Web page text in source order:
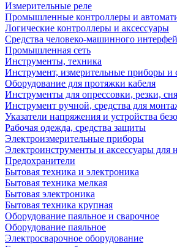
Измерительные реле
Промышленные контроллеры и
Логические контроллеры и аксессуары
Средства человеко-машинного
Промышленная сеть
Инструменты, техника
Инструмент, измерительные приборы и
Оборудование для протяжки кабеля
Инструменты для опрессовки, резки,
Инструмент ручной, средства для
Указатели напряжения и устройства
Рабочая одежда, средства защиты
Электроизмерительные приборы
Электроинструменты и аксессуары для
Предохранители
Бытовая техника и электроника
Бытовая техника мелкая
Бытовая электроника
Бытовая техника крупная
Оборудование паяльное и сварочное
Оборудование паяльное
Электросварочное оборудование